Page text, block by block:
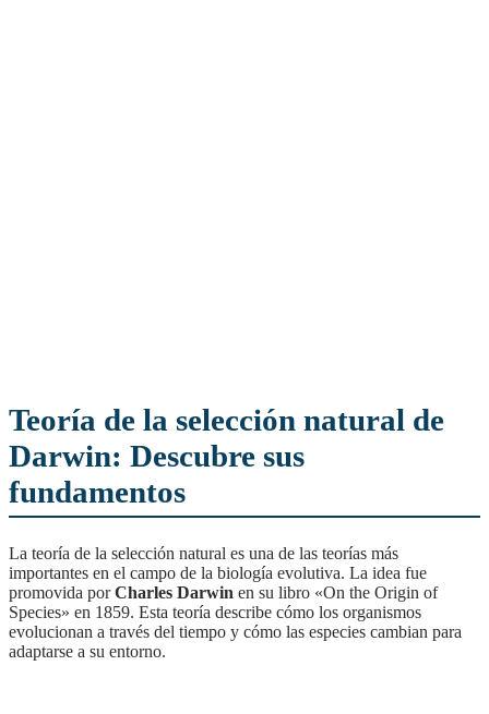
Teoría de la selección natural de
Darwin: Descubre sus
fundamentos
La teoría de la selección natural es una de las teorías más
importantes en el campo de la biología evolutiva. La idea fue
promovida porCharles Darwin en su libro «On the Origin of
Species» en 1859. Esta teoría describe cómo los organismos
evolucionan a través del tiempo y cómo las especies cambian para
adaptarse a su entorno.